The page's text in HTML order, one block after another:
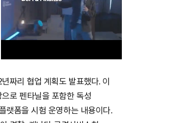
짜리 협업 계획도 발표했다. 이
로 펜타닐을 포함한 독성
랫폼을 시험 운영하는 내용이다.